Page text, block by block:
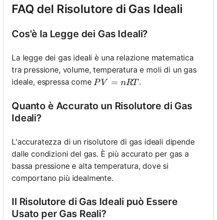
FAQ del Risolutore di Gas Ideali
Cos'è la Legge dei Gas Ideali?
La legge dei gas ideali è una relazione matematica
tra pressione, volume, temperatura e moli di un gas
ideale, espressa come PV = nRT
P V = nRT.
Quanto è Accurato un Risolutore di Gas
Ideali?
L'accuratezza di un risolutore di gas ideali dipende
dalle condizioni del gas. È più accurato per gas a
bassa pressione e alta temperatura, dove si
comportano più idealmente.
Il Risolutore di Gas Ideali può Essere
Usato per Gas Reali?